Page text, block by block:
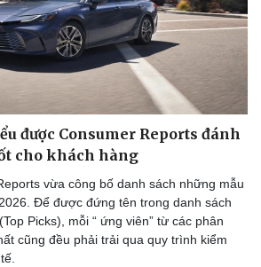
được Consumer Reports đánh
cho khách hàng
vừa công bố danh sách những mẫu
Để được đứng tên trong danh sách
Picks), mỗi “ ứng viên” từ các phân
cũng đều phải trải qua quy trình kiểm